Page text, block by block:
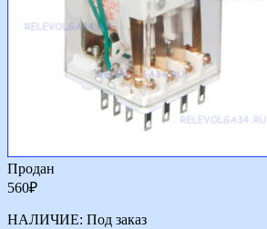
Продан
560₽
НАЛИЧИЕ: Под заказ